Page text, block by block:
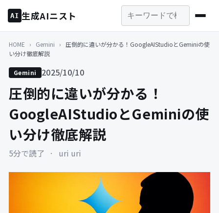
AI 生成AIニスト
HOME › Gemini ›
圧倒的に違いが分かる！GoogleAIStudioとGeminiの使
い分け徹底解説
Gemini 2025/10/10
圧倒的に違いが分かる！
GoogleAIStudioとGeminiの使
い分け徹底解説
5分で読了 · uri uri